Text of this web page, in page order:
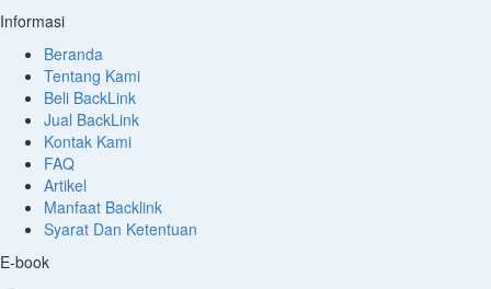
Informasi
Beranda
Tentang Kami
Beli BackLink
Jual BackLink
Kontak Kami
FAQ
Artikel
Manfaat Backlink
Syarat Dan Ketentuan
E-book